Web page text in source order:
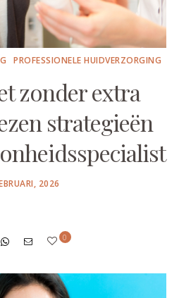
PROFESSIONELE HUIDVERZORGING
zonder extra
strategieën
2026
0